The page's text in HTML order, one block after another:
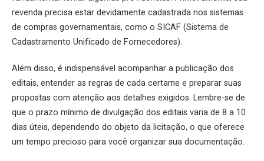
revenda precisa estar devidamente cadastrada nos sistemas
de compras governamentais, como o SICAF (Sistema de
Cadastramento Unificado de Fornecedores).
Além disso, é indispensável acompanhar a publicação dos
editais, entender as regras de cada certame e preparar suas
propostas com atenção aos detalhes exigidos. Lembre-se de
que o prazo mínimo de divulgação dos editais varia de 8 a 10
dias úteis, dependendo do objeto da licitação, o que oferece
um tempo precioso para você organizar sua documentação.